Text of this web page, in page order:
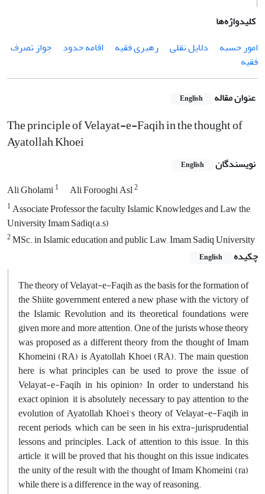
کلیدواژه‌ها
امور حسبه
دلایل نقلی رهبری فقیه اقامه حدود
جواز تصرف
فقیه
عنوان مقاله English
The principle of Velayat-e-Faqih in the thought of
Ayatollah Khoei
نویسندگان English
Ali Gholami1 Ali Forooghi Asl2
1Associate Professor the faculty Islamic Knowledges and Law the
University Imam Sadiq(a.s)
2MSc. in Islamic education and public Law, Imam Sadiq University
چکیده
English
The theory of Velayat-e-Faqih as the basis for the formation of
the Shiite government entered a new phase with the victory of
the Islamic Revolution and its theoretical foundations were
given more and more attention. One of the jurists whose theory
was proposed as a different theory from the thought of Imam
Khomeini (RA) is Ayatollah Khoei (RA). The main question
here is what principles can be used to prove the issue of
Velayat-e-Faqih in his opinion? In order to understand his
exact opinion, it is absolutely necessary to pay attention to the
evolution of Ayatollah Khoei's theory of Velayat-e-Faqih in
recent periods, which can be seen in his extra-jurisprudential
lessons and principles. Lack of attention to this issue. In this
article, it will be proved that his thought on this issue indicates
the unity of the result with the thought of Imam Khomeini (ra)
while there is a difference in the way of reasoning.